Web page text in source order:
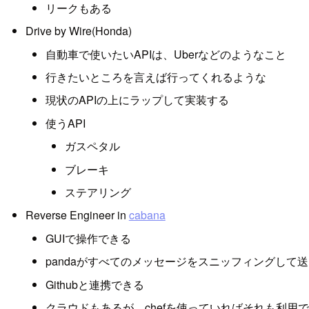
リークもある
Drive by Wire(Honda)
自動車で使いたいAPIは、Uberなどのようなこと
行きたいところを言えば行ってくれるような
現状のAPIの上にラップして実装する
使うAPI
ガスペタル
ブレーキ
ステアリング
Reverse Engineer in cabana
GUIで操作できる
pandaがすべてのメッセージをスニッフィングして
Githubと連携できる